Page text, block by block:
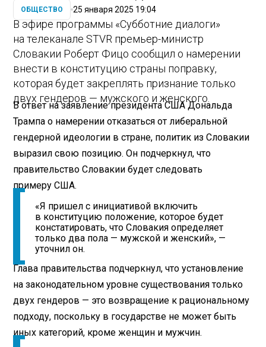
ОБЩЕСТВО 25 января 2025 19:04
В эфире программы «Субботние диалоги»
на телеканале STVR премьер-министр
Словакии Роберт Фицо сообщил о намерении
внести в конституцию страны поправку,
которая будет закреплять признание только
двух гендеров — мужского и женского.
В ответ на заявление президента США Дональда
Трампа о намерении отказаться от либеральной
гендерной идеологии в стране, политик из Словакии
выразил свою позицию. Он подчеркнул, что
правительство Словакии будет следовать
примеру США.
«Я пришел с инициативой включить
в конституцию положение, которое будет
констатировать, что Словакия определяет
только два пола — мужской и женский», —
уточнил он.
Глава правительства подчеркнул, что установление
на законодательном уровне существования только
двух гендеров — это возвращение к рациональному
подходу, поскольку в государстве не может быть
иных категорий, кроме женщин и мужчин.